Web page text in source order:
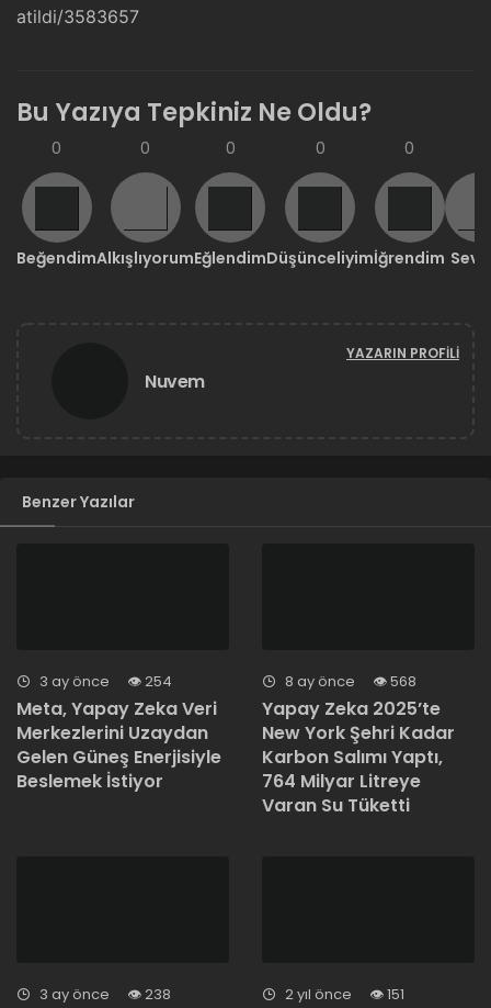
atildi/3583657
Bu Yazıya Tepkiniz Ne Oldu?
0
Beğendim
0
Alkışlıyorum
0
Eğlendim
0
Düşünceliyim
0
İğrendim
Nuvem
YAZARIN PROFILI
Benzer Yazılar
3 ay önce 254
Meta, Yapay Zeka Veri
Merkezlerini Uzaydan
Gelen Güneş Enerjisiyle
Beslemek İstiyor
8 ay önce 568
Yapay Zeka 2025’te
New York Şehri Kadar
Karbon Salımı Yaptı,
764 Milyar Litreye
Varan Su Tüketti
3 ay önce 238 2 yıl önce 151